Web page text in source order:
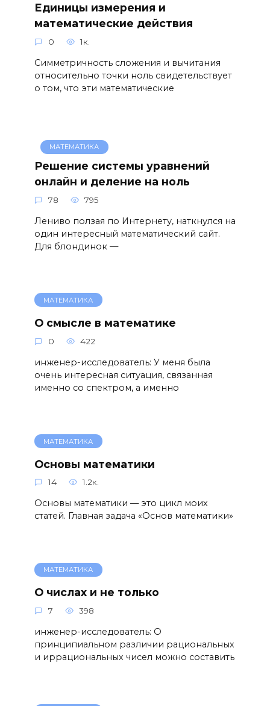
Единицы измерения и
математические действия
0 1к.
Симметричность сложения и вычитания
относительно точки ноль свидетельствует
о том, что эти математические
МАТЕМАТИКА
Решение системы уравнений
онлайн и деление на ноль
78 795
Лениво ползая по Интернету, наткнулся на
один интересный математический сайт.
Для блондинок —
МАТЕМАТИКА
О смысле в математике
0 422
инженер-исследователь: У меня была
очень интересная ситуация, связанная
именно со спектром, а именно
МАТЕМАТИКА
Основы математики
14 1.2к.
Основы математики — это цикл моих
статей. Главная задача «Основ математики»
МАТЕМАТИКА
О числах и не только
7 398
инженер-исследователь: О
принципиальном различии рациональных
и иррациональных чисел можно составить